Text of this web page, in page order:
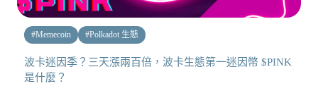
#Memecoin #Polkadot 生態
波卡迷因季？三天漲兩百倍，波卡生態第一迷因幣 $PINK
是什麼？